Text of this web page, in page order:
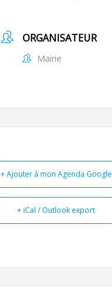
ORGANISATEUR
Mairie
+ Ajouter à mon Agenda Google
+ iCal / Outlook export